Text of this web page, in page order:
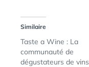
Similaire
Taste a Wine : La
communauté de
dégustateurs de vins